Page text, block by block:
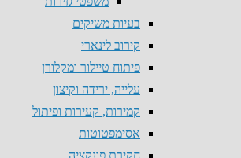
בעיות משיקים
קירוב לינארי
פיתוח טיילור ומקלורן
עלייה, ירידה וקיצון
קמירות, קעירות ופיתול
אסימפטוטות